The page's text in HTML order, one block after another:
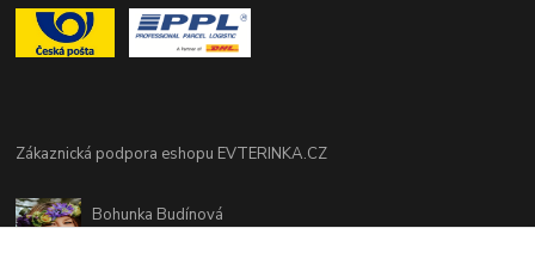
Zákaznická podpora eshopu EVTERINKA.CZ
Bohunka Budínová